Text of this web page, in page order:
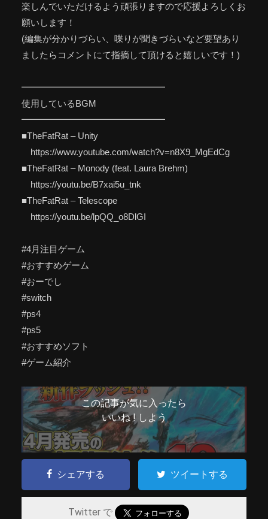
楽しんでいただけるよう頑張りますので応援よろしくお
願いします！
(編集が分かりづらい、喋りが聞きづらいなど要望あり
ましたらコメントにて指摘して頂けると嬉しいです！)
━━━━━━━━━━━━━━━━
使用しているBGM
━━━━━━━━━━━━━━━━
■TheFatRat – Unity
https://www.youtube.com/watch?v=n8X9_MgEdCg
■TheFatRat – Monody (feat. Laura Brehm)
https://youtu.be/B7xai5u_tnk
■TheFatRat – Telescope
https://youtu.be/lpQQ_o8DlGI
#4月注目ゲーム
#おすすめゲーム
#おーでし
#switch
#ps4
#ps5
#おすすめソフト
#ゲーム紹介
この記事が気に入ったら
いいね ! しよう
シェアする ツイートする
Twitter で